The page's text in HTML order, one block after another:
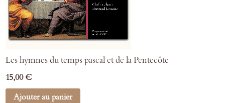
Les hymnes du temps pascal et de la Pentecôte
15,00 €
Ajouter au panier